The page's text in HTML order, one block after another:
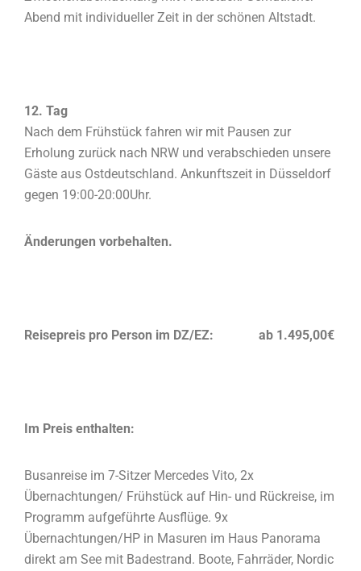
Abend mit individueller Zeit in der schönen Altstadt.
12. Tag
Nach dem Frühstück fahren wir mit Pausen zur
Erholung zurück nach NRW und verabschieden unsere
Gäste aus Ostdeutschland. Ankunftszeit in Düsseldorf
gegen 19:00-20:00Uhr.
Änderungen vorbehalten.
Reisepreis pro Person im DZ/EZ: ab 1.495,00€
Im Preis enthalten:
Busanreise im 7-Sitzer Mercedes Vito, 2x
Übernachtungen/ Frühstück auf Hin- und Rückreise, im
Programm aufgeführte Ausflüge. 9x
Übernachtungen/HP in Masuren im Haus Panorama
direkt am See mit Badestrand. Boote, Fahrräder, Nordic